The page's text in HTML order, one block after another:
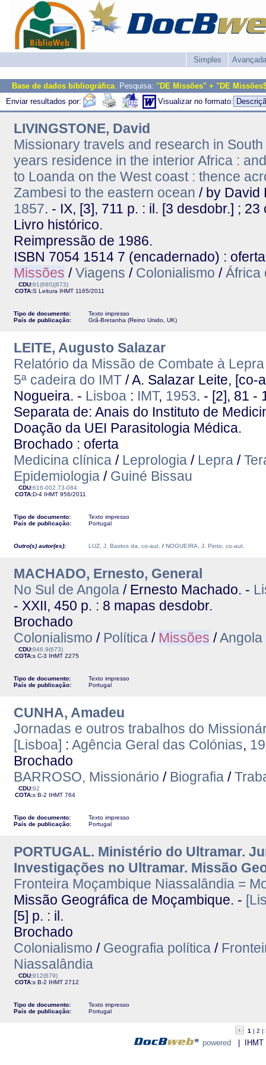
Simples Avançada
Base de dados bibliográfica. Pesquisa: "DE Missões" + "DE
Enviar resultados por:
Visualizar no formato:
LIVINGSTONE, David
Missionary travels and research in
years residence in the interior Africa :
to Loanda on the West coast : thence
Zambesi to the eastern ocean / by David
1857. - IX, [3], 711 p. : il. [3 desdobr.] ; 23
Livro histórico.
Reimpressão de 1986.
ISBN 7054 1514 7 (encadernado) : oferta
Missões /Viagens / Colonialismo /África
CDU:91(680)(673)
COTA:S Leitura IHMT 1165/2011
Tipo de documento:
Texto impresso
País de publicação:
Grã-Bretanha (Reino Unido, UK)
LEITE, Augusto Salazar
Relatório da Missão de Combate à
5ª cadeira do IMT / A. Salazar Leite, [co-
Nogueira. - Lisboa : IMT, 1953. - [2], 81 -
Separata de: Anais do Instituto de
Doação da UEI Parasitologia Médica.
Brochado : oferta
Medicina clínica / Leprologia / Lepra /
Epidemiologia / Guiné Bissau
CDU:616-002.73-084
COTA:D-4 IHMT 956/2011
Tipo de documento:
Texto impresso
País de publicação:
Portugal
Outro(s) autor(es): LUZ, J. Bastos da, co-aut. / NOGUEIRA, J. Pinto, co-aut.
MACHADO, Ernesto, General
No Sul de Angola / Ernesto Machado. -
- XXII, 450 p. : 8 mapas desdobr.
Brochado
Colonialismo / Política / Missões /Angola
CDU:946.9(673)
COTA:s C-3 IHMT 2275
Tipo de documento:
Texto impresso
País de publicação:
Portugal
CUNHA, Amadeu
Jornadas e outros trabalhos do
[Lisboa] : Agência Geral das Colónias,
Brochado
BARROSO, Missionário / Biografia /
CDU:92
COTA:s B-2 IHMT 764
Tipo de documento:
Texto impresso
País de publicação:
Portugal
PORTUGAL. Ministério do Ultramar.
Investigações no Ultramar. Missão
Fronteira Moçambique Niassalândia =
Missão Geográfica de Moçambique. -
[5] p. : il.
Brochado
Colonialismo / Geografia política /
Niassalândia
CDU:912(679)
COTA:s B-2 IHMT 2712
Tipo de documento:
Texto impresso
País de publicação:
Portugal
1 2
powered | IHMT -